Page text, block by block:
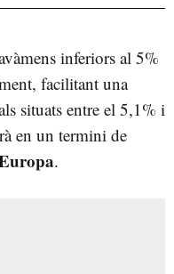
inferiors al 5%
facilitant una
situats entre el 5,1% i
en un termini de
.